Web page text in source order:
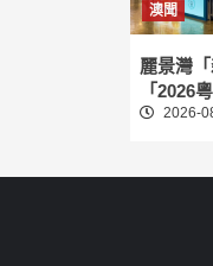
澳聞
麗景灣
「2026
2026-